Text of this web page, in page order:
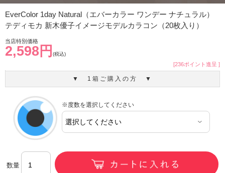
EverColor 1day Natural（エバーカラー ワンデー ナチュラル）
テディモカ 新木優子イメージモデルカラコン（20枚入り）
当店特別価格
2,598円 (税込)
[236ポイント進呈 ]
▼ 1箱ご購入の方 ▼
※度数を選択してください
数量